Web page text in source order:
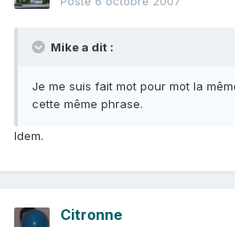
Mike a dit :
Je me suis fait mot pour mot la
cette même phrase.
Idem.
Citronne